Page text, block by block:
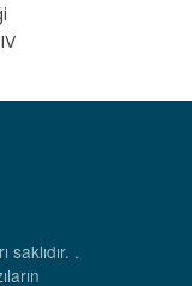
saklıdır. .